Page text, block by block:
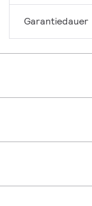
Garantiedauer